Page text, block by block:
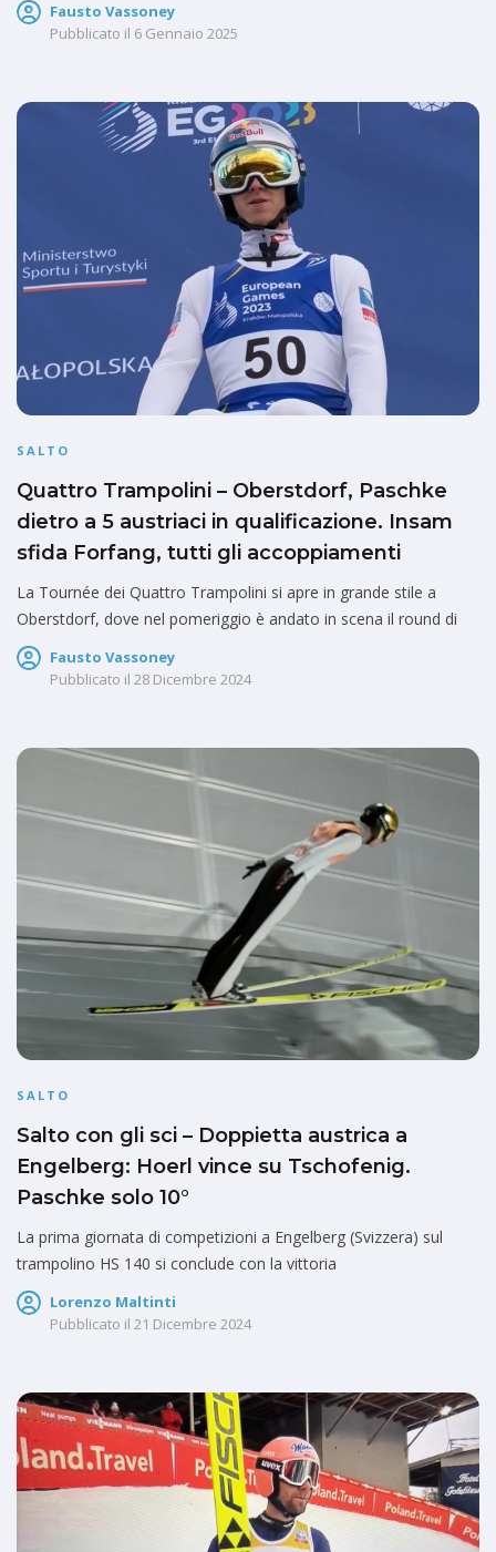
Fausto Vassoney
Pubblicato il 6 Gennaio 2025
SALTO
Quattro Trampolini – Oberstdorf, Paschke
dietro a 5 austriaci in qualificazione. Insam
sfida Forfang, tutti gli accoppiamenti
La Tournée dei Quattro Trampolini si apre in grande stile a
Oberstdorf, dove nel pomeriggio è andato in scena il round di
Fausto Vassoney
Pubblicato il 28 Dicembre 2024
SALTO
Salto con gli sci – Doppietta austrica a
Engelberg: Hoerl vince su Tschofenig.
Paschke solo 10°
La prima giornata di competizioni a Engelberg (Svizzera) sul
trampolino HS 140 si conclude con la vittoria
Lorenzo Maltinti
Pubblicato il 21 Dicembre 2024